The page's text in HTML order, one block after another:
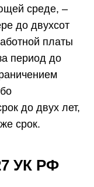
среде, –
до двухсот
платы
период до
до двух лет,
срок.
УК РФ